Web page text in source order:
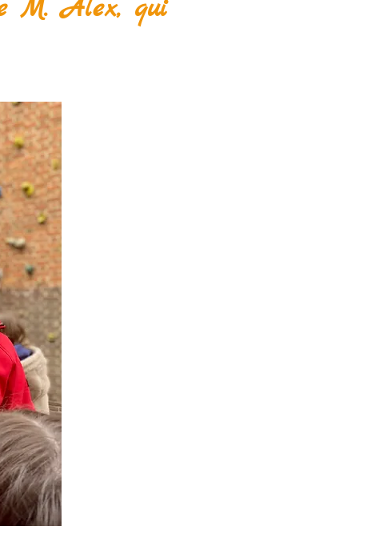
M. Alex, qui